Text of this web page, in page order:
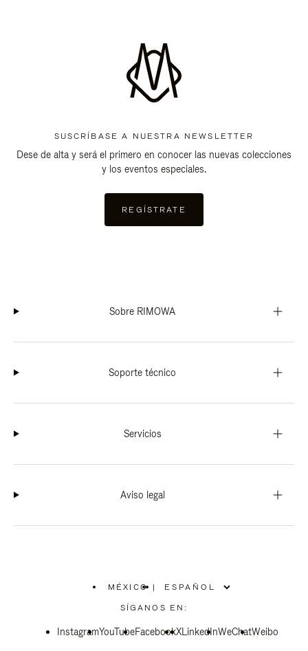
SUSCRÍBASE A NUESTRA NEWSLETTER
Dese de alta y será el primero en conocer las nuevas colecciones
y los eventos especiales.
REGÍSTRATE
Sobre RIMOWA
Soporte técnico
Servicios
Aviso legal
MÉXICO
ELIGE
LA
|
SÍGANOS EN:
InstagramYouTubeFacebookXLinkedInWeChatWeibo